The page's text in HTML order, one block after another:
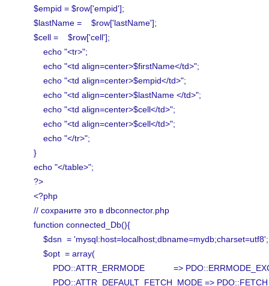
$empid = $row['empid'];
$lastName = $row['lastName'];
$cell = $row['cell'];
echo "<tr>";
echo "<td align=center>$firstName</td>";
echo "<td align=center>$empid</td>";
echo "<td align=center>$lastName </td>";
echo "<td align=center>$cell</td>";
echo "<td align=center>$cell</td>";
echo "</tr>";
}
echo "</table>";
?>
<?php
// сохраните это в dbconnector.php
function connected_Db(){
$dsn = 'mysql:host=localhost;dbname=mydb;charset=utf8';
$opt = array(
PDO::ATTR_ERRMODE =>
PDO::ATTR_DEFAULT_FETCH_MODE =>